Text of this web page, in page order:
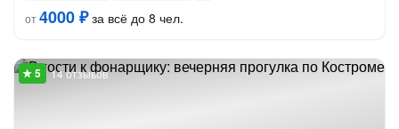
от4000 ₽за всё до 8 чел.
14 отзывов